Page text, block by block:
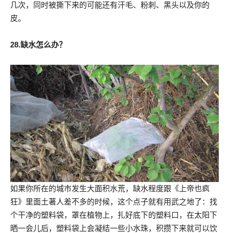
几次，同时被撕下来的可能还有汗毛、粉刺、黑头以及你的
皮。
28.缺水怎么办？
如果你所在的城市发生大面积水荒，缺水程度跟《上帝也疯
狂》里面土著人差不多的时候，这个点子就有用武之地了：找
个干净的塑料袋，罩在植物上，扎好底下的塑料口，在太阳下
晒一会儿后，塑料袋上会凝结一些小水珠，积攒下来就可以饮